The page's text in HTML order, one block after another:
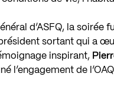
d’ASFQ, la soirée
sortant qui a
inspirant,
l’engagement de